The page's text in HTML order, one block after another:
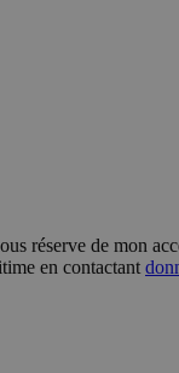
réserve de mon
en contactant